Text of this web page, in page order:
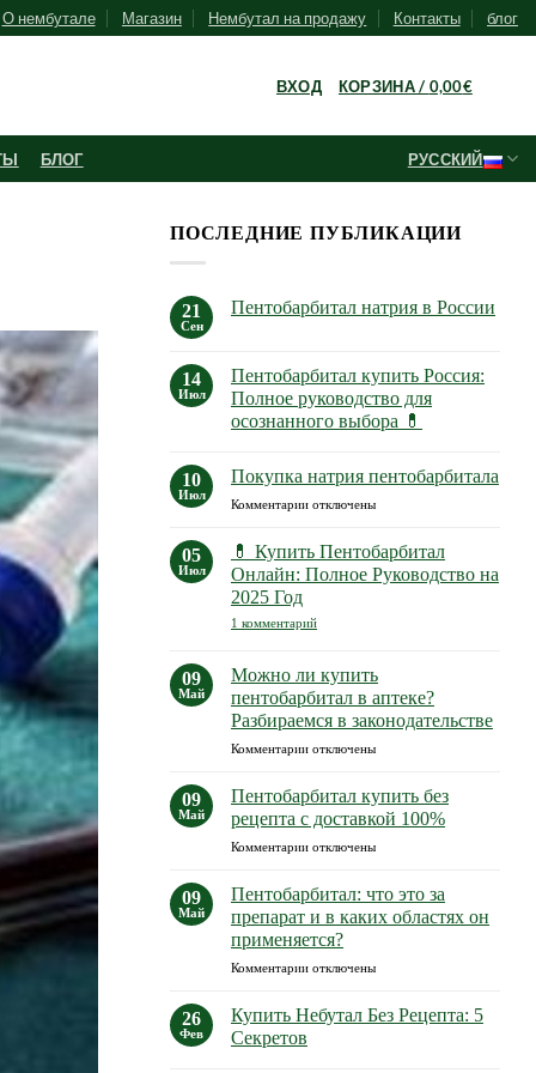
О нембутале Магазин Нембутал на продажу Контакты блог
ВХОД КОРЗИНА / 0,00€
БЛОГ РУССКИЙ
ПОСЛЕДНИЕ ПУБЛИКАЦИИ
21
Сен
Пентобарбитал натрия в России
Пентобарбитал
натрия
в
России
14
Июл
Пентобарбитал купить Pоссия:
Полное руководство для
осознанного выбора 💊
записи
Пентобарбитал
купить
руководство
для
осознанного
выбора
💊
10
Июл
Покупка натрия пентобарбитала
Комментариик
Покупка
натрия
пентобарбитала
отключены
05
Июл
💊 Купить Пентобарбитал
Онлайн: Полное Руководство на
2025 Год
1 комментарийк
Пентобарбитал
Онлайн:
Полное
Руководство
на
09
Май
Можно ли купить
пентобарбитал в аптеке?
Разбираемся в законодательстве
Комментариик
Можно
ли
купить
пентобарбитал
аптеке?
в
законодательстве
отключены
09
Май
Пентобарбитал купить без
рецепта с доставкой 100%
Комментариик
Пентобарбитал
купить
без
рецепта
с
100%
отключены
09
Май
Пентобарбитал: что это за
препарат и в каких областях он
применяется?
Комментариик
Пентобарбитал:
что
отключены
26
Фев
Купить Небутал Без Рецепта: 5
Секретов